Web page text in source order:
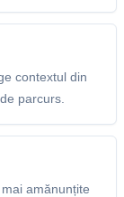
contextul din
parcurs.
amănunțite